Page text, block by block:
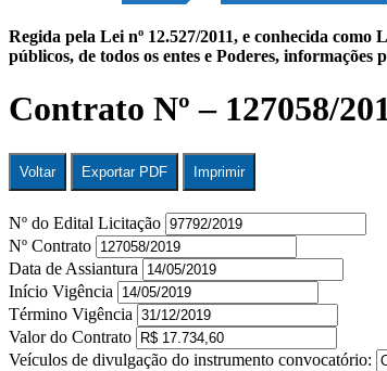
Regida pela Lei nº 12.527/2011, e conhecida
públicos, de todos os entes e Poderes,
Contrato Nº – 127058/
Voltar Exportar PDF Imprimir
Nº do Edital Licitação
Nº Contrato
Data de Assiantura
Início Vigência
Término Vigência
Valor do Contrato
Veículos de divulgação do instrumento convocatório: